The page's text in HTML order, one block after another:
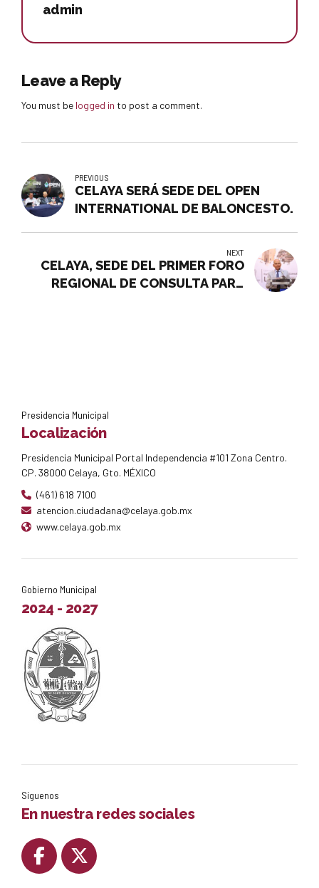
admin
Leave a Reply
You must be logged in to post a comment.
PREVIOUS
CELAYA SERÁ SEDE DEL OPEN
INTERNATIONAL DE BALONCESTO.
NEXT
CELAYA, SEDE DEL PRIMER FORO
REGIONAL DE CONSULTA PARA
Presidencia Municipal
Localización
Presidencia Municipal Portal Independencia #101 Zona Centro.
CP. 38000 Celaya, Gto. MÉXICO
(461) 618 7100
atencion.ciudadana@celaya.gob.mx
www.celaya.gob.mx
Gobierno Municipal
2024 - 2027
Síguenos
En nuestra redes sociales